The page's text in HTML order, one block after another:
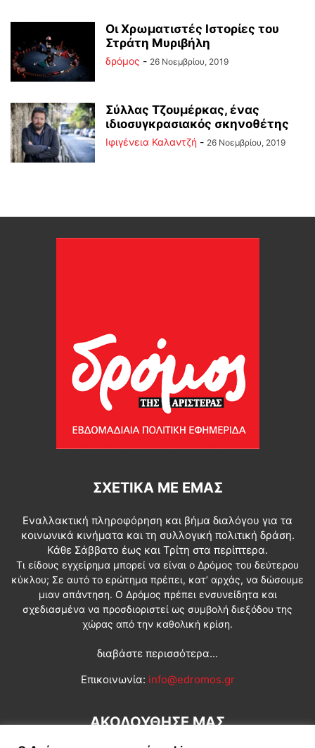
Οι Χρωματιστές Ιστορίες του
Στράτη Μυριβήλη
δρόμος - 26 Νοεμβρίου, 2019
Σύλλας Τζουμέρκας, ένας
ιδιοσυγκρασιακός σκηνοθέτης
Ιφιγένεια Καλαντζή - 26 Νοεμβρίου, 2019
ΣΧΕΤΙΚΆ ΜΕ ΕΜΆΣ
Εναλλακτική πληροφόρηση και βήμα διαλόγου για τα
κοινωνικά κινήματα και τη συλλογική πολιτική δράση.
Κάθε Σάββατο έως και Τρίτη στα περίπτερα.
Τι είδους εγχείρημα μπορεί να είναι ο Δρόμος του δεύτερου
κύκλου; Σε αυτό το ερώτημα πρέπει, κατ’ αρχάς, να δώσουμε
μιαν απάντηση. Ο Δρόμος πρέπει ενσυνείδητα και
σχεδιασμένα να προσδιοριστεί ως συμβολή διεξόδου της
χώρας από την καθολική κρίση.
διαβάστε περισσότερα...
Επικοινωνία: info@edromos.gr
ΑΚΟΛΟΥΘΗΣΕ ΜΑΣ